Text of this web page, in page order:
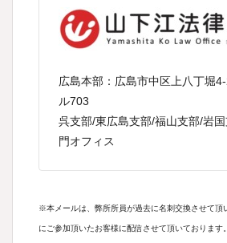
広島本部： 広島市中区上八丁堀
ル703
呉支部/東広島支部/福山支部/岩
門オフィス
※本メールは、弊所所員が過去に名刺交換させて頂
にご参加頂いたお客様に配信させて頂いております。